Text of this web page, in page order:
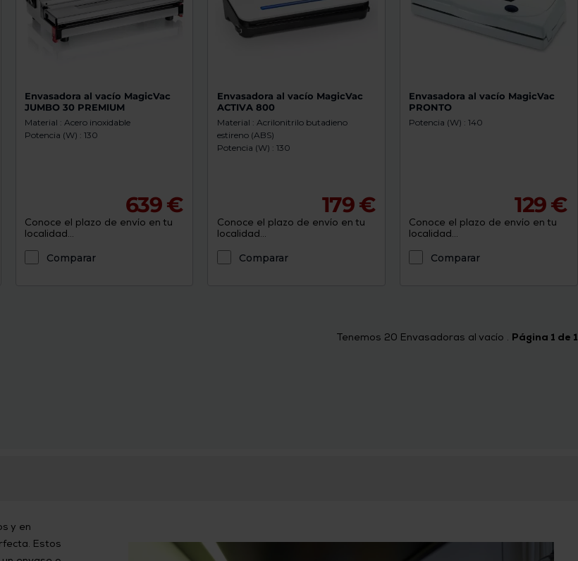
Envasadora al vacío MagicVac
JUMBO 30 PREMIUM
Material : Acero inoxidable
Potencia (W) : 130
639 €
Conoce el plazo de envío en tu
localidad...
Comparar
Envasadora al vacío MagicVac
ACTIVA 800
Material : Acrilonitrilo butadieno
estireno (ABS)
Potencia (W) : 130
179 €
Conoce el plazo de envío en tu
localidad...
Comparar
Envasadora al vacío MagicVac
PRONTO
Potencia (W) : 140
129 €
Conoce el plazo de envío en tu
localidad...
Comparar
Tenemos 20 Envasadoras al vacío . Página 1 de 1
y en
Estos